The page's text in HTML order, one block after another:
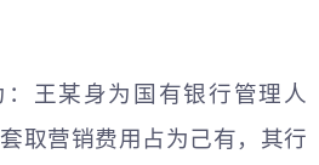
王某身为国有银行管理人
取营销费用占为己有，其行